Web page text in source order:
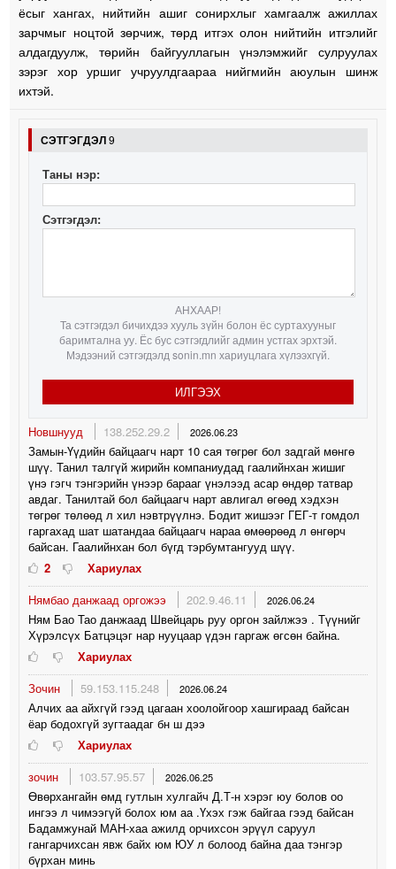
ёсыг хангах, нийтийн ашиг сонирхлыг хамгаалж ажиллах
зарчмыг ноцтой зөрчиж, төрд итгэх олон нийтийн итгэлийг
алдагдуулж, төрийн байгууллагын үнэлэмжийг сулруулах
зэрэг хор уршиг учруулдгаараа нийгмийн аюулын шинж
ихтэй.
СЭТГЭГДЭЛ9
Таны нэр:
Сэтгэгдэл:
АНХААР!
Та сэтгэгдэл бичихдээ хууль зүйн болон ёс суртахууныг
баримтална уу. Ёс бус сэтгэгдлийг админ устгах эрхтэй.
Мэдээний сэтгэгдэлд sonin.mn хариуцлага хүлээхгүй.
ИЛГЭЭХ
Новшнууд 138.252.29.2 2026.06.23
Замын-Үүдийн байцаагч нарт 10 сая төгрөг бол задгай мөнгө
шүү. Танил талгүй жирийн компаниудад гаалийнхан жишиг
үнэ гэгч тэнгэрийн үнээр барааг үнэлээд асар өндөр татвар
авдаг. Танилтай бол байцаагч нарт авлигал өгөөд хэдхэн
төгрөг төлөөд л хил нэвтрүүлнэ. Бодит жишээг ГЕГ-т гомдол
гаргахад шат шатандаа байцаагч нараа өмөөрөөд л өнгөрч
байсан. Гаалийнхан бол бүгд тэрбумтангууд шүү.
2
Хариулах
Нямбао данжаад оргожээ
202.9.46.11 2026.06.24
Ням Бао Тао данжаад Швейцарь руу оргон зайлжээ . Түүнийг
Хүрэлсүх Батцэцэг нар нууцаар үдэн гаргаж өгсөн байна.
Хариулах
Зочин
59.153.115.248 2026.06.24
Алчих аа айхгүй гээд цагаан хоолойгоор хашгираад байсан
ёар бодохгүй зугтаадаг бн ш дээ
Хариулах
зочин
103.57.95.57 2026.06.25
Өвөрхангайн өмд гутлын хулгайч Д.Т-н хэрэг юу болов оо
ингээ л чимээгүй болох юм аа .Үхэх гэж байгаа гээд байсан
Бадамжунай МАН-хаа ажилд орчихсон эрүүл саруул
гангарчихсан явж байх юм ЮУ л болоод байна даа тэнгэр
бүрхан минь